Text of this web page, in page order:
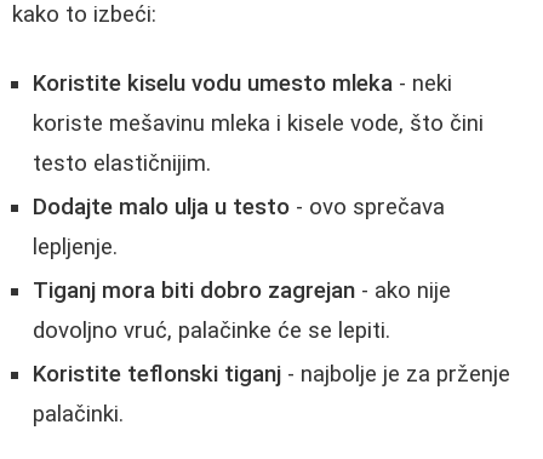
kako to izbeći:
Koristite kiselu vodu umesto mleka - neki
koriste mešavinu mleka i kisele vode, što čini
testo elastičnijim.
Dodajte malo ulja u testo - ovo sprečava
lepljenje.
Tiganj mora biti dobro zagrejan - ako nije
dovoljno vruć, palačinke će se lepiti.
Koristite teflonski tiganj - najbolje je za prženje
palačinki.